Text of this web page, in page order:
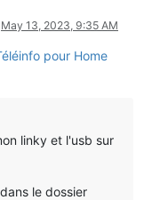
May 13, 2023, 9:35 AM
pour Home
linky et l'usb sur
le dossier